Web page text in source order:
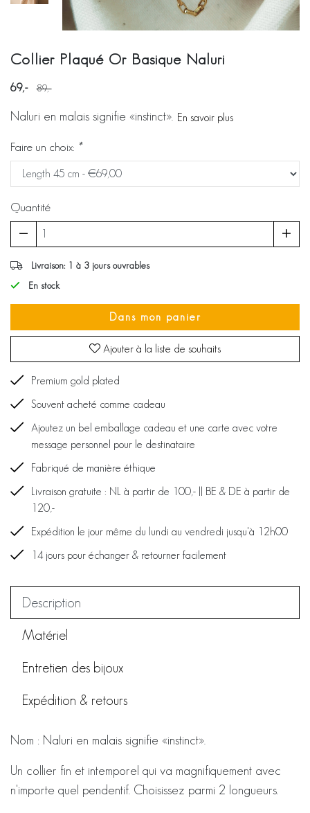
Collier Plaqué Or Basique Naluri
69 89
Naluri en malais signifie «instinct». En savoir plus
Faire un choix: *
Quantité
Livraison: 1 à 3 jours ouvrables
En stock
Dans mon panier
Ajouter à la liste de souhaits
Premium gold plated
Souvent acheté comme cadeau
Ajoutez un bel emballage cadeau et une carte avec votre
message personnel pour le destinataire
Fabriqué de manière éthique
Livraison gratuite : NL à partir de 100,- || BE & DE à partir de
120,-
Expédition le jour même du lundi au vendredi jusqu'à 12h00
14 jours pour échanger & retourner facilement
Description
Matériel
Entretien des bijoux
Expédition & retours
Nom : Naluri en malais signifie «instinct».
Un collier fin et intemporel qui va magnifiquement avec
n'importe quel pendentif. Choisissez parmi 2 longueurs.